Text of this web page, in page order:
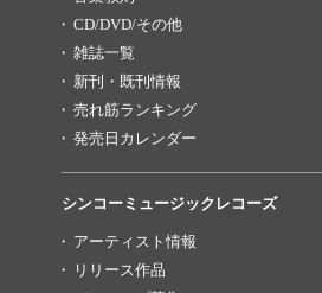
CD/DVD/その他
雑誌一覧
新刊・既刊情報
売れ筋ランキング
発売日カレンダー
シンコーミュージックレコーズ
アーティスト情報
リリース作品